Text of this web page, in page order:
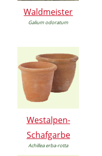
Waldmeister
Galium odoratum
Westalpen-
Schafgarbe
Achillea erba-rotta